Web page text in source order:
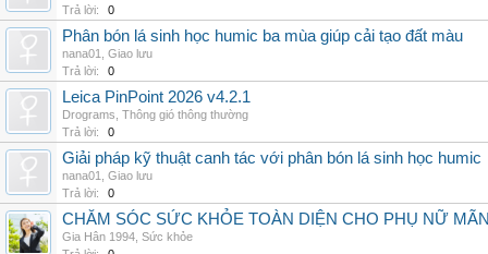
Trả lời:
0
Phân bón lá sinh học humic ba mùa giúp cải tạo đất màu
nana01
Giao lưu
Trả lời:
0
Leica PinPoint 2026 v4.2.1
Drograms Thông gió thông thường
Trả lời:
0
Giải pháp kỹ thuật canh tác với phân bón lá sinh học humic
nana01
Giao lưu
Trả lời:
0
CHĂM SÓC SỨC KHỎE TOÀN DIỆN CHO PHỤ NỮ
Gia Hân 1994 Sức khỏe